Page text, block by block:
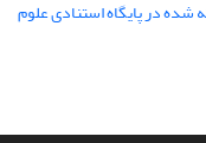
شده در پایگاه استنادی علوم